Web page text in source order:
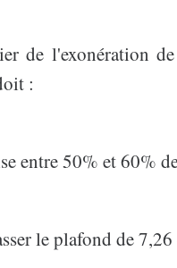
de l'exonération
:
entre 50% et 60%
le plafond de